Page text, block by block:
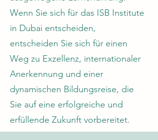
Wenn Sie sich für das ISB Institute
in Dubai entscheiden,
entscheiden Sie sich für einen
Weg zu Exzellenz, internationaler
Anerkennung und einer
dynamischen Bildungsreise, die
Sie auf eine erfolgreiche und
erfüllende Zukunft vorbereitet.